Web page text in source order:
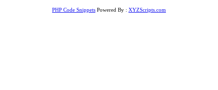
PHP Code Snippets Powered By : XYZScripts.com